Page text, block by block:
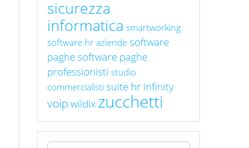
sicurezza
informatica smartworking
software hr aziende software
paghesoftware paghe
professionisti studio
commercialisti suite hr infinity
voipwildix zucchetti